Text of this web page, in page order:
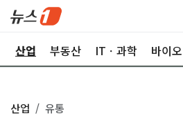
산업 부동산 ITㆍ과학 바이오
산업 유통